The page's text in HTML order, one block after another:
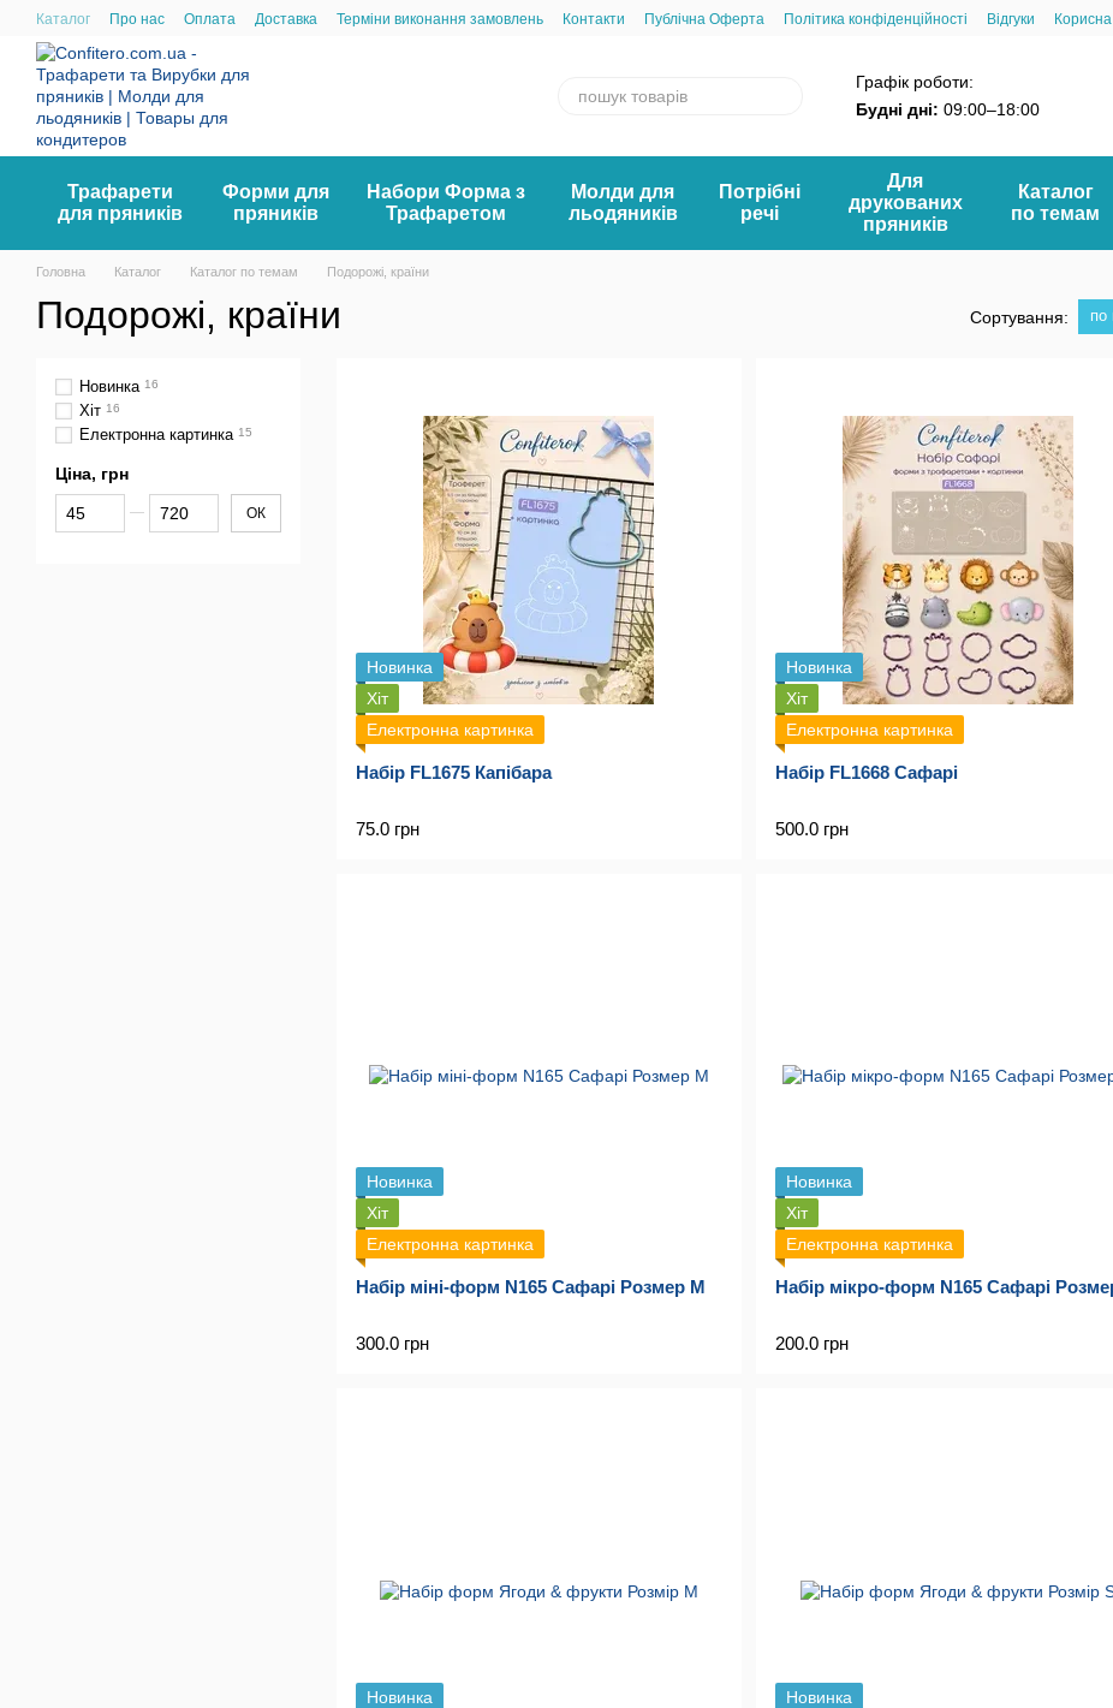
Перейти до основного контенту
Каталог Про нас Оплата Доставка Терміни виконання замовлень Контакти Публічна Оферта Політика конфіденційності Відгуки
Графік роботи:
Будні дні: 09:00–18:00
Трафарети
для пряників
Форми для
пряників
Набори Форма з
Трафаретом
Молди для
льодяників
Потрібні
речі
Для
друкованих
пряників
Каталог
по темам
Головна Каталог Каталог по темам Подорожі, країни
Подорожі, країни Сортування: по
Новинка
Хіт
Електронна картинка
Набір FL1675 Капібара
75.0 грн
Новинка
Хіт
Електронна картинка
Набір FL1668 Сафарі
500.0 грн
Новинка
Хіт
Електронна картинка
Набір міні-форм N165 Сафарі Розмер M
300.0 грн
Новинка
Хіт
Електронна картинка
Набір мікро-форм N165 Сафарі
200.0 грн
Новинка
Новинка
Новинка 16
Хіт 16
Електронна картинка 15
Ціна, грн
Від Ціна, грн
До Ціна, грн ОК